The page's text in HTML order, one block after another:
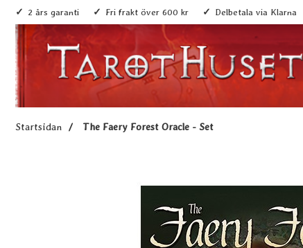
2 års garanti Fri frakt över 600 kr Delbetala via Klarna
Startsidan The Faery Forest Oracle - Set